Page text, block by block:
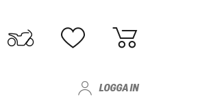
LOGGA IN